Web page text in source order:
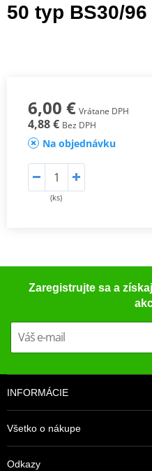
50 typ BS30/96
6,00 € Vrátane DPH
4,88 € Bez DPH
Na objednávku
(ks)
Zaregistrujte sa a
INFORMÁCIE
Všetko o nákupe
Odkazy